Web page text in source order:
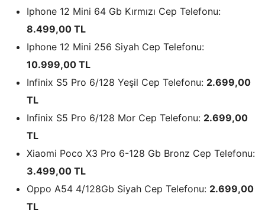
Iphone 12 Mini 64 Gb Kırmızı Cep Telefonu:
8.499,00 TL
Iphone 12 Mini 256 Siyah Cep Telefonu:
10.999,00 TL
Infinix S5 Pro 6/128 Yeşil Cep Telefonu: 2.699,00
TL
Infinix S5 Pro 6/128 Mor Cep Telefonu: 2.699,00
TL
Xiaomi Poco X3 Pro 6-128 Gb Bronz Cep Telefonu:
3.499,00 TL
Oppo A54 4/128Gb Siyah Cep Telefonu: 2.699,00
TL